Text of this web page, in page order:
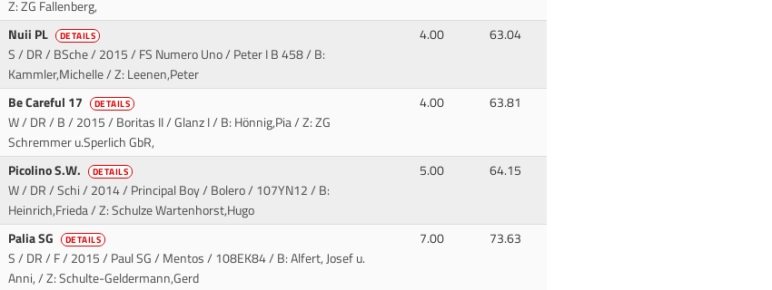
Z: ZG Fallenberg,
Nuii PL DETAILS
S / DR / BSche / 2015 / FS Numero Uno / Peter I B 458/ B:
Kammler,Michelle / Z: Leenen,Peter
4.00 63.04
Be Careful 17 DETAILS
W / DR / B / 2015 / Boritas II / Glanz I/ B: Hönnig,Pia / Z: ZG
Schremmer u.Sperlich GbR,
4.00 63.81
Picolino S.W. DETAILS
W / DR / Schi / 2014 / Principal Boy / Bolero/ 107YN12 / B:
Heinrich,Frieda / Z: Schulze Wartenhorst,Hugo
5.00 64.15
Palia SG DETAILS
S / DR / F / 2015 / Paul SG / Mentos/ 108EK84 / B: Alfert, Josef u.
Anni, / Z: Schulte-Geldermann,Gerd
7.00 73.63